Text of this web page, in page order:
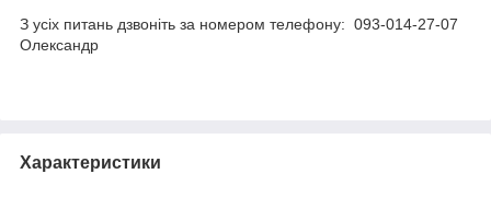
З усіх питань дзвоніть за номером телефону: 093-014-27-07
Олександр
Характеристики